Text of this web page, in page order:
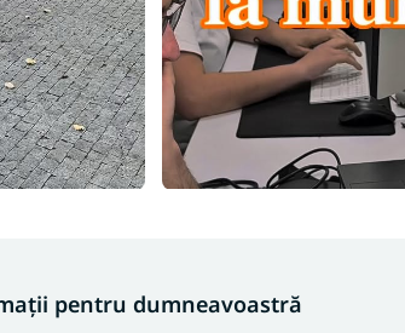
pentru dumneavoastră